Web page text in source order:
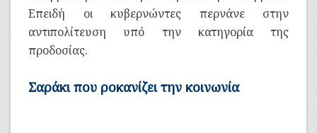
Επειδή οι κυβερνώντες περνάνε στην
αντιπολίτευση υπό την κατηγορία της
προδοσίας.
Σαράκι που ροκανίζει την κοινωνία